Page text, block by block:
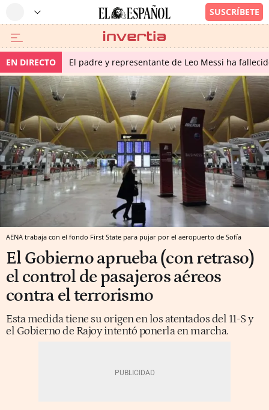
EN DIRECTO El padre y representante de Leo Messi ha
AENA trabaja con el fondo First State para pujar por el aeropuerto de Sofía
El Gobierno aprueba (con retraso)
el control de pasajeros aéreos
contra el terrorismo
Esta medida tiene su origen en los atentados del 11-S y
el Gobierno de Rajoy intentó ponerla en marcha.